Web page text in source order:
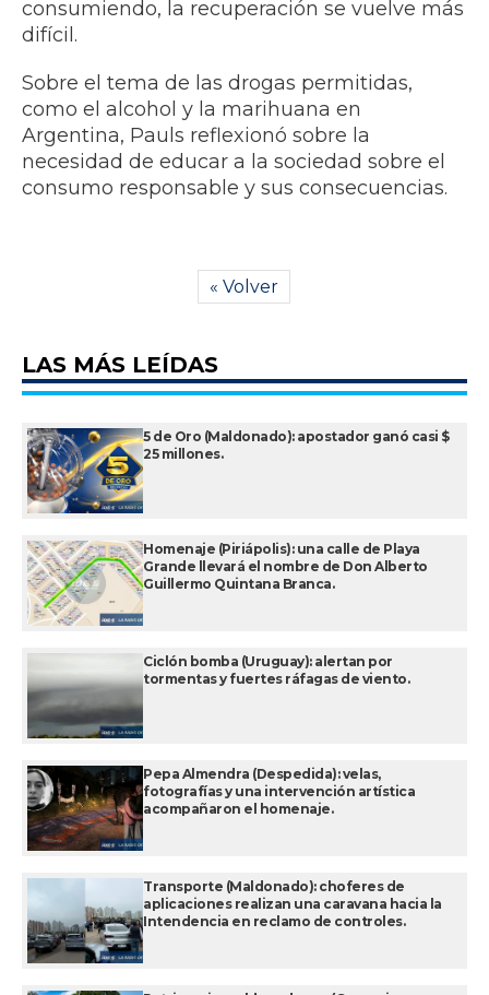
consumiendo, la recuperación se vuelve más
difícil.
Sobre el tema de las drogas permitidas,
como el alcohol y la marihuana en
Argentina, Pauls reflexionó sobre la
necesidad de educar a la sociedad sobre el
consumo responsable y sus consecuencias.
« Volver
LAS MÁS LEÍDAS
5 de Oro (Maldonado): apostador ganó casi $
25 millones.
Homenaje (Piriápolis): una calle de Playa
Grande llevará el nombre de Don Alberto
Guillermo Quintana Branca.
Ciclón bomba (Uruguay): alertan por
tormentas y fuertes ráfagas de viento.
Pepa Almendra (Despedida): velas,
fotografías y una intervención artística
acompañaron el homenaje.
Transporte (Maldonado): choferes de
aplicaciones realizan una caravana hacia la
Intendencia en reclamo de controles.